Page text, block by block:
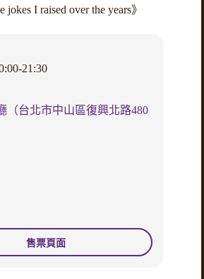
jokes I raised over the years》
21:30
（台北市中山區復興北路480
售票頁面